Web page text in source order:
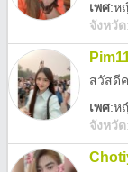
เพศ:ห
จังหวัด:
สวัสดี
เพศ:ห
จังหวัด: